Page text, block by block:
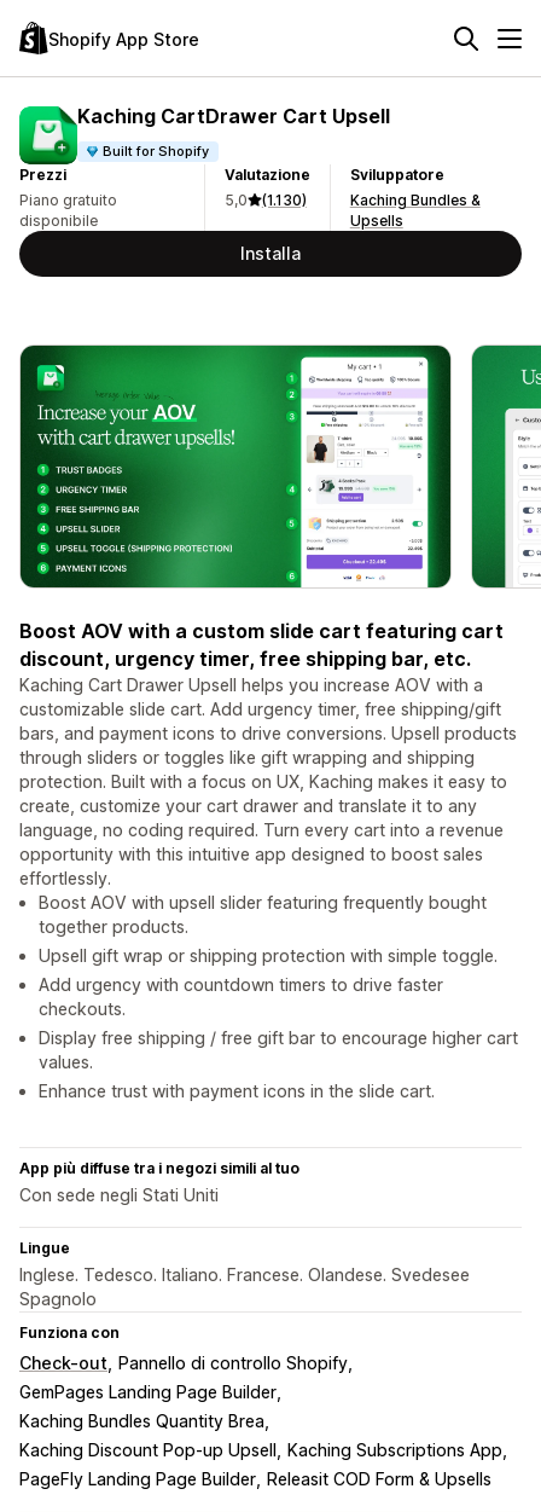
Shopify App Store
Kaching CartDrawer Cart Upsell
Built for Shopify
Prezzi
Piano gratuito
disponibile
Valutazione
5,0
(1.130)
Sviluppatore
Kaching Bundles &
Upsells
Installa
Boost AOV with a custom slide cart featuring cart
discount, urgency timer, free shipping bar, etc.
Kaching Cart Drawer Upsell helps you increase AOV with a
customizable slide cart. Add urgency timer, free shipping/gift
bars, and payment icons to drive conversions. Upsell products
through sliders or toggles like gift wrapping and shipping
protection. Built with a focus on UX, Kaching makes it easy to
create, customize your cart drawer and translate it to any
language, no coding required. Turn every cart into a revenue
opportunity with this intuitive app designed to boost sales
effortlessly.
Boost AOV with upsell slider featuring frequently bought
together products.
Upsell gift wrap or shipping protection with simple toggle.
Add urgency with countdown timers to drive faster
checkouts.
Display free shipping / free gift bar to encourage higher cart
values.
Enhance trust with payment icons in the slide cart.
App più diffuse tra i negozi simili al tuo
Con sede negli Stati Uniti
Lingue
Inglese. Tedesco. Italiano. Francese. Olandese. Svedesee
Spagnolo
Funziona con
Check-out
Pannello di controllo Shopify
GemPages Landing Page Builder
Kaching Bundles Quantity Brea
Kaching Discount Pop‑up Upsell
Kaching Subscriptions App
PageFly Landing Page Builder
Releasit COD Form & Upsells